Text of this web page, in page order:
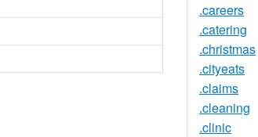
.careers
.catering
.christmas
.cityeats
.claims
.cleaning
.clinic